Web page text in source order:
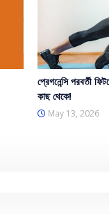
প্রেগনেন্সি পরবর্তী
কাছ থেকে!
May 13, 2026